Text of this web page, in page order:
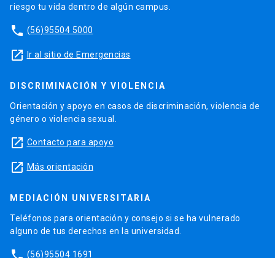
riesgo tu vida dentro de algún campus.
phone (56)95504 5000
launch Ir al sitio de Emergencias
DISCRIMINACIÓN Y VIOLENCIA
Orientación y apoyo en casos de discriminación, violencia de
género o violencia sexual.
launch Contacto para apoyo
launch Más orientación
MEDIACIÓN UNIVERSITARIA
Teléfonos para orientación y consejo si se ha vulnerado
alguno de tus derechos en la universidad.
(56)95504 1691